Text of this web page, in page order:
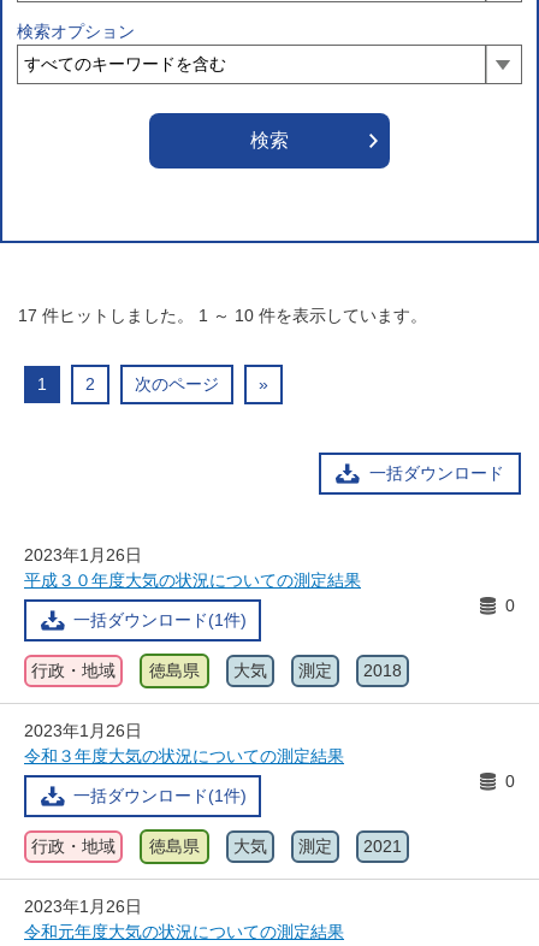
検索オプション
17 件ヒットしました。 1 ～ 10 件を表示しています。
1 2 次のページ »
一括ダウンロード
2023年1月26日
平成３０年度大気の状況についての測定結果
一括ダウンロード(1件)
0
行政・地域 徳島県 大気 測定 2018
2023年1月26日
令和３年度大気の状況についての測定結果
一括ダウンロード(1件)
0
行政・地域 徳島県 大気 測定 2021
2023年1月26日
令和元年度大気の状況についての測定結果